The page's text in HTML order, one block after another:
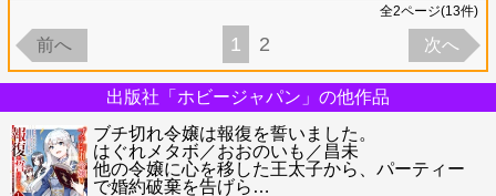
全2ページ(13件)
前へ 1 2 次へ
出版社「ホビージャパン」の他作品
ブチ切れ令嬢は報復を誓いました。
はぐれメタボ／おおのいも／昌未
他の令嬢に心を移した王太子から、パーティー
で婚約破棄を告げら …